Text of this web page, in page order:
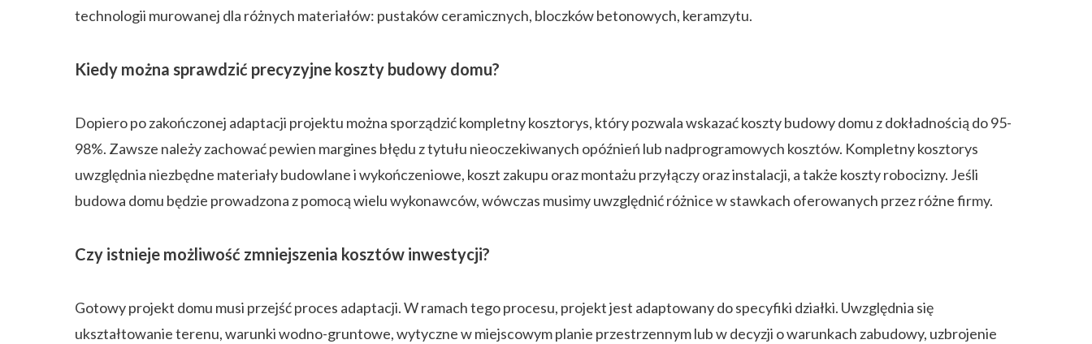
technologii murowanej dla różnych materiałów: pustaków ceramicznych, bloczków betonowych, keramzytu.
Kiedy można sprawdzić precyzyjne koszty budowy domu?
Dopiero po zakończonej adaptacji projektu można sporządzić kompletny kosztorys, który pozwala wskazać koszty budowy domu z dokładnością do 95-
98%. Zawsze należy zachować pewien margines błędu z tytułu nieoczekiwanych opóźnień lub nadprogramowych kosztów. Kompletny kosztorys
uwzględnia niezbędne materiały budowlane i wykończeniowe, koszt zakupu oraz montażu przyłączy oraz instalacji, a także koszty robocizny. Jeśli
budowa domu będzie prowadzona z pomocą wielu wykonawców, wówczas musimy uwzględnić różnice w stawkach oferowanych przez różne firmy.
Czy istnieje możliwość zmniejszenia kosztów inwestycji?
Gotowy projekt domu musi przejść proces adaptacji. W ramach tego procesu, projekt jest adaptowany do specyfiki działki. Uwzględnia się
ukształtowanie terenu, warunki wodno-gruntowe, wytyczne w miejscowym planie przestrzennym lub w decyzji o warunkach zabudowy, uzbrojenie